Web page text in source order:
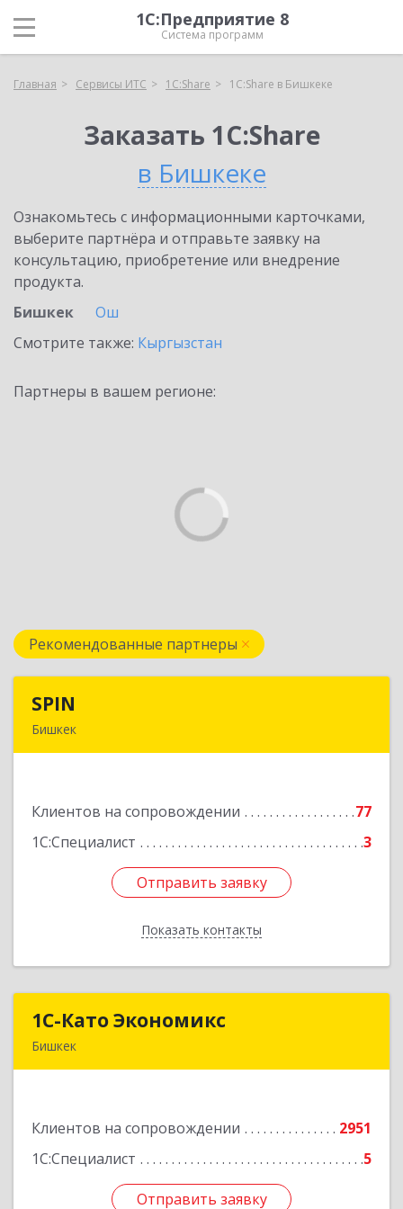
1С:Предприятие 8
Система программ
Главная Сервисы ИТС 1С:Share 1С:Share в Бишкеке
Заказать 1С:Share
в Бишкеке
Ознакомьтесь с информационными карточками,
выберите партнёра и отправьте заявку на
консультацию, приобретение или внедрение
продукта.
Бишкек
Ош
Смотрите также: Кыргызстан
Партнеры в вашем регионе:
Рекомендованные партнеры
SPIN
Бишкек
Клиентов на сопровождении
77
1С:Специалист
3
Отправить заявку
Показать контакты
Подробнее
Отправить заявку
Назад
1С-Като Экономикс
Бишкек
Клиентов на сопровождении
2951
1С:Специалист
5
Отправить заявку
1С-Като Экономикс
Подробнее
Отправить заявку